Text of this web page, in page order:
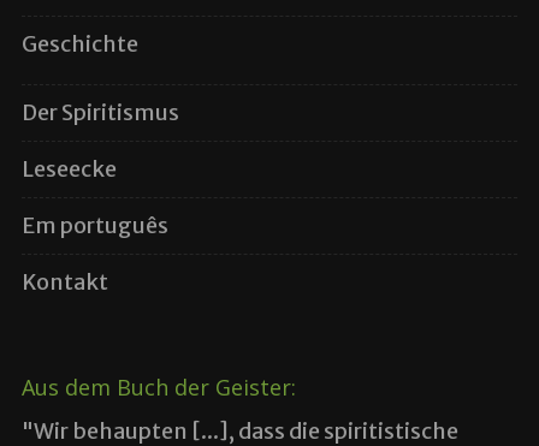
Geschichte
Der Spiritismus
Leseecke
Em português
Kontakt
Aus dem Buch der Geister:
"Wir behaupten [...], dass die spiritistische